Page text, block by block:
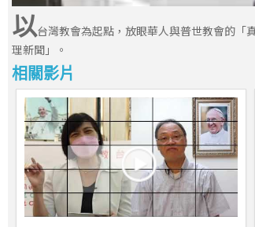
以台灣教會為起點，放眼華人與普世教會的「
理新聞」。
相關影片